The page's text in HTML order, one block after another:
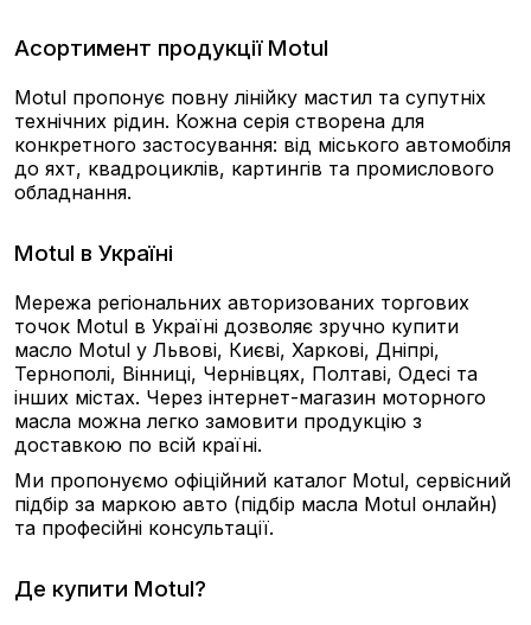
Асортимент продукції Motul
Motul пропонує повну лінійку мастил та супутніх
технічних рідин. Кожна серія створена для
конкретного застосування: від міського автомобіля
до яхт, квадроциклів, картингів та промислового
обладнання.
Motul в Україні
Мережа регіональних авторизованих торгових
точок Motul в Україні дозволяє зручно купити
масло Motul у Львові, Києві, Харкові, Дніпрі,
Тернополі, Вінниці, Чернівцях, Полтаві, Одесі та
інших містах. Через інтернет-магазин моторного
масла можна легко замовити продукцію з
доставкою по всій країні.
Ми пропонуємо офіційний каталог Motul, сервісний
підбір за маркою авто (підбір масла Motul онлайн)
та професійні консультації.
Де купити Motul?